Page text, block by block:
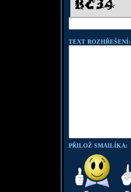
TEXT ROZHŘEŠENÍ:
PŘILOŽ SMAILÍKA: